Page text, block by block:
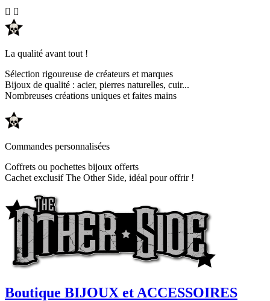
 
La qualité avant tout !
Sélection rigoureuse de créateurs et marques
Bijoux de qualité : acier, pierres naturelles, cuir...
Nombreuses créations uniques et faites mains
Commandes personnalisées
Coffrets ou pochettes bijoux offerts
Cachet exclusif The Other Side, idéal pour offrir !
Boutique BIJOUX et ACCESSOIRES